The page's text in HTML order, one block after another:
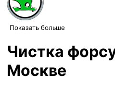
Показать больше
Чистка
Москве